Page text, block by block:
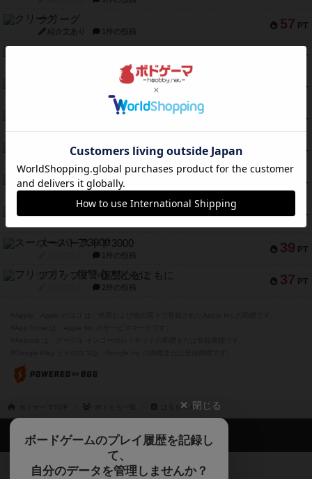
57 PT
クリーグ
紹介文あり 1件の投稿
PT
1件の投稿
PT
ふたつの街の物語
18件の投稿
PT
クランク! ：冒険者たち（拡張）
PT
とうほうの！
PT
スターマイン・ラミー ポケット
紹介文あり 2件の投稿
39 PT
39 PT
スーパーストア3000
1件の投稿
37 PT
フリップ７：復讐心とともに
2件の投稿
はるちゃん閉じる
ボードゲームのプレイ履歴を記録し
て、
自分のデータを管理しませんか？
ボドゲーマTOP
ボードゲームを検索する